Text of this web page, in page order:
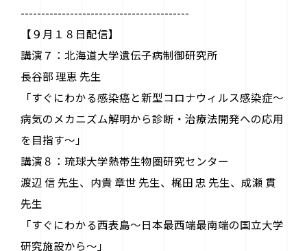
-----------------------------------------
【９月１８日配信】
講演７：北海道大学遺伝子病制御研究所
長谷部 理恵 先生
「すぐにわかる感染癌と新型コロナウィルス感染症～
病気のメカニズム解明から診断・治療法開発への応用
を目指す～」
講演８：琉球大学熱帯生物圏研究センター
渡辺 信 先生、内貴 章世 先生、梶田 忠 先生、成瀬 貫
先生
「すぐにわかる西表島～日本最西端最南端の国立大学
研究施設から～」